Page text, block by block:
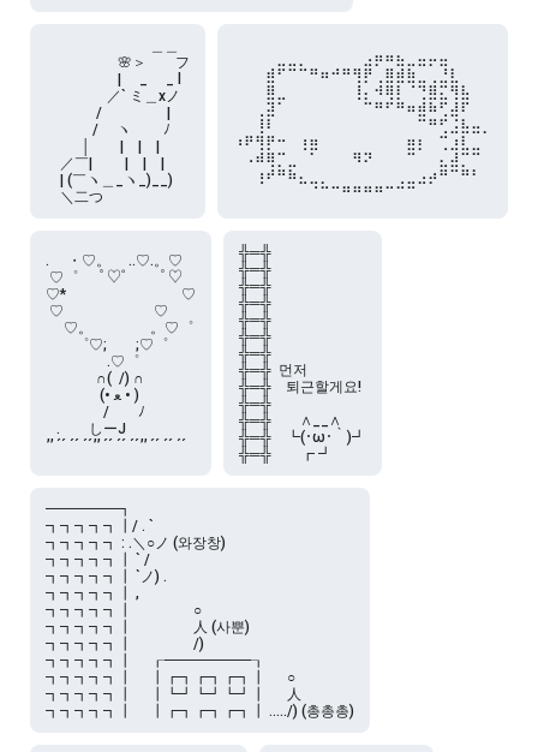
🌸＞　　フ
／` ミ＿xノ
/　　　 　 |
/　 ヽ　　 ﾉ
／￣|　　 |　|　|
| (￣ヽ＿_ヽ_)__)
＼二つ
⠀⠀⠀⠀⠀⠀⠀⠀⠀⠀⠀⠀⢀⣤⣤⣄⠀⣀⣀⣀⠀⠀⠀⠀
⠀⠀⠀⣴⠟⠛⠓⠶⣤⠴⠶⢶⡿⠁⣶⣽⣯⠉⠁⠹⡆⠀⠀⠀
⠀⠀⠀⣿⠀⠀⠀⠀⠀⠀⠀⢸⡁⢼⣿⡏⠙⠻⣾⡛⢿⣆⠀⠀
⠀⠀⠀⣻⠋⠀⠀⠀⠀⠀⠀⠈⠓⠶⠞⠷⣤⣼⣯⠟⣸⡟⠀⠀
⠀⠀⢸⡏⠀⠀⠀⠀⠀⠀⠀⠀⠀⠀⠀⠀⠀⠛⠶⠞⢙⣆⣀⠀
⢠⡶⢾⡶⠤⠀⢠⣤⠀⠀⠀⠀⠀⠀⠀⠀⣤⡄⠀⠚⢩⡏⠉⠁
⠀⢀⣼⣷⠒⠀⠈⠋⠀⠀⠀⢶⡲⠀⠀⠀⠛⠁⠀⡈⣹⠛⠛⠀
⠀⠀⢠⡼⠷⣯⡀⠀⠀⠀⠀⠀⠀⠀⠀⠀⠀⢀⣠⠿⠛⠷⠆⠀
⠀⠀⠈⠀⠀⠀⠉⠙⠓⠒⠶⠶⠶⠶⠒⠚⠛⠉⠁⠀⠀⠀⠀⠀
.　 ・♡。　 ..♡.。♡
♡゜　  ﾟ♡゜   　ﾟ♡
♡*　　　　　　　　♡
♡                         ♡
♡。　　　　。♡゜
゜♡;　　;♡゜
.♡゜
∩(  /) ∩
(• ﻌ • )
/　　ﾉ
   .        しーJ
╬═╬
╬═╬
╬═╬
╬═╬
╬═╬
╬═╬
╬═╬
╬═╬  먼저
╬═╬　퇴근할게요!
╬═╬
╬═╬　　∧__∧
╬═╬　┗(･ω･｀)┛
━━━━━┓
┓┓┓┓┓┃/ . `
┓┓┓┓┓ : .＼○ノ (와장창)
┓┓┓┓┓┃ ` /
┓┓┓┓┓┃ `ノ) .
┓┓┓┓┓┃ ,
┓┓┓┓┓┃　　　 　○
┓┓┓┓┓┃　　　 　人 (사뿐)
┓┓┓┓┓┃　　 　　/)
┓┓┓┓┓┃　 ┎━━━━━━┒
┓┓┓┓┓┃ 　┃┏┓┏┓┏┓┃ 　 ○
┓┓┓┓┓┃　 ┃┗┛┗┛┗┛┃ 　 人